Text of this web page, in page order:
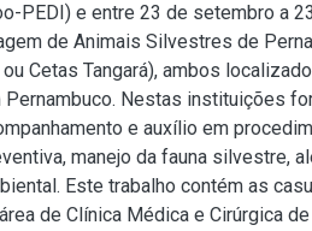
PEDI) e entre 23 de setembro a
de Animais Silvestres de
ou Cetas Tangará), ambos
Pernambuco. Nestas instituições
e auxílio em
manejo da fauna silvestre,
Este trabalho contém as
de Clínica Médica e Cirúrgica